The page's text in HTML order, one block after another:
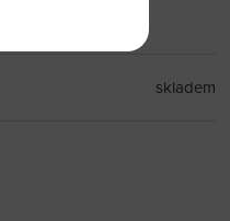
skladem